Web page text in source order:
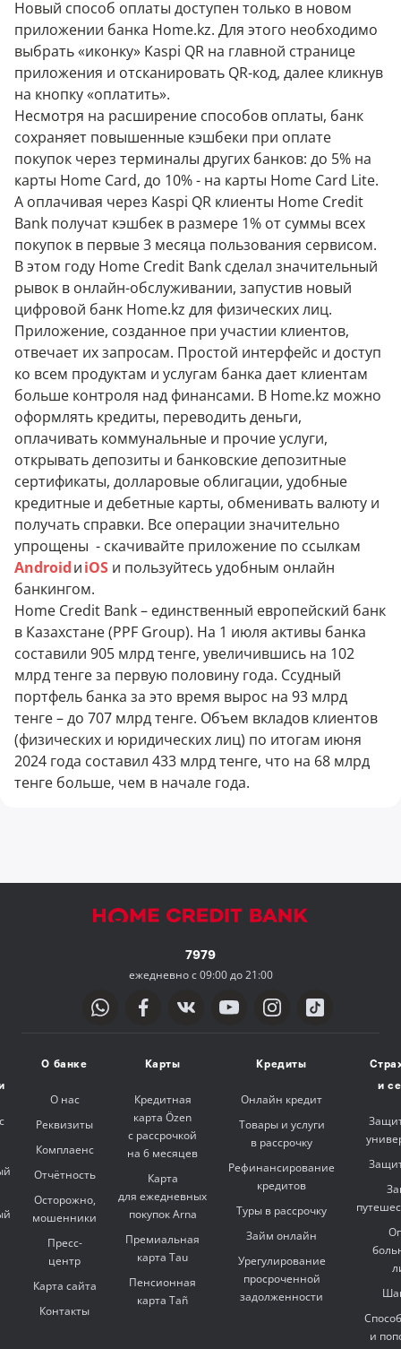
Новый способ оплаты доступен только в новом
приложении банка Home.kz. Для этого необходимо
выбрать «иконку» Kaspi QR на главной странице
приложения и отсканировать QR-код, далее кликнув
на кнопку «оплатить».
Несмотря на расширение способов оплаты, банк
сохраняет повышенные кэшбеки при оплате
покупок через терминалы других банков: до 5% на
карты Home Card, до 10% - на карты Home Card Lite.
А оплачивая через Kaspi QR клиенты Home Credit
Bank получат кэшбек в размере 1% от суммы всех
покупок в первые 3 месяца пользования сервисом.
В этом году Home Credit Bank сделал значительный
рывок в онлайн-обслуживании, запустив новый
цифровой банк Home.kz для физических лиц.
Приложение, созданное при участии клиентов,
отвечает их запросам. Простой интерфейс и доступ
ко всем продуктам и услугам банка дает клиентам
больше контроля над финансами. В Home.kz можно
оформлять кредиты, переводить деньги,
оплачивать коммунальные и прочие услуги,
открывать депозиты и банковские депозитные
сертификаты, долларовые облигации, удобные
кредитные и дебетные карты, обменивать валюту и
получать справки. Все операции значительно
упрощены - скачивайте приложение по ссылкам
AndroidиiOS и пользуйтесь удобным онлайн
банкингом.
Home Credit Bank – единственный европейский банк
в Казахстане (PPF Group). На 1 июля активы банка
составили 905 млрд тенге, увеличившись на 102
млрд тенге за первую половину года. Ссудный
портфель банка за это время вырос на 93 млрд
тенге – до 707 млрд тенге. Объем вкладов клиентов
(физических и юридических лиц) по итогам июня
2024 года составил 433 млрд тенге, что на 68 млрд
тенге больше, чем в начале года.
7979
ежедневно с 09:00 до 21:00
О банке
О нас
Реквизиты
Комплаенс
Отчётность
Осторожно,
мошенники
Пресс-
центр
Карта сайта
Контакты
Карты
Кредитная
карта Özen
с рассрочкой
на 6 месяцев
Карта
для ежедневных
покупок Arna
Премиальная
карта Tau
Пенсионная
карта Tañ
Кредиты
Онлайн кредит
Товары и услуги
в рассрочку
Рефинансирование
кредитов
Туры в рассрочку
Займ онлайн
Урегулирование
просроченной
задолженности
и
и